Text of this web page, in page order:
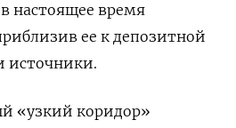
настоящее время
ее к депозитной
источники.
«узкий коридор»